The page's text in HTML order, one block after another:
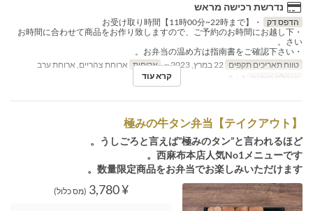
נדרשת רכישה מראש
הדפס דק
・お受け取り時間【11時00分~22時まで】
・お時間に合わせて商品をお作り致しますので、ご予約のお時間にお越し下
さい。
・お弁当の温め方は指南書をご確認下さい。
טווח תאריכים תקפים
ארוחות ארוחת צהריים, ארוחת ערב
מגבלת הזמנה
קרא עוד
【テイクアウト】極みの牛タン弁当
うしごろと言えば”極みのタン”と言われるほど。
西麻布本店人気No1メニューです。
数量限定商品をお弁当でお楽しみいただけます。
¥ 3,780 (מס כלול)